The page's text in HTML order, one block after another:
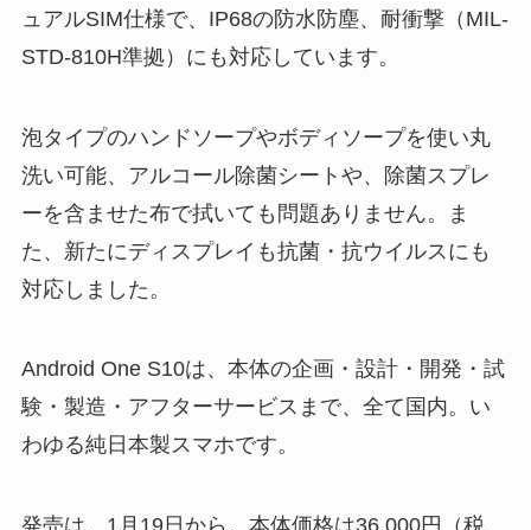
イト、ピンク、ネイビーの3色展開です。
用（フルHD+）。本体サイズ（縦×横×厚さ）は、
約153 x 69 x 8.9 mm。重さは約169g、バッテリー
容量は4,380mAhとなっています。
CPUには「Mediatek Dimensity 700」採用、メモリ
microSDカードにも対応（※最大1TBまで）です。
メインカメラには、1,600万画素の広角+1,600万画
は、800万画素のシングルカメラ仕様です。